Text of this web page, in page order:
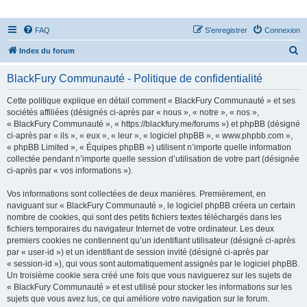
FAQ Connexion
S’enregistrer
Index du forum
BlackFury Communauté - Politique de confidentialité
Cette politique explique en détail comment « BlackFury Communauté » et ses
sociétés affiliées (désignés ci-après par « nous », « notre », « nos »,
« BlackFury Communauté », « https://blackfury.me/forums ») et phpBB (désigné
ci-après par « ils », « eux », « leur », « logiciel phpBB », « www.phpbb.com »,
« phpBB Limited », « Équipes phpBB ») utilisent n’importe quelle information
collectée pendant n’importe quelle session d’utilisation de votre part (désignée
ci-après par « vos informations »).
Vos informations sont collectées de deux manières. Premièrement, en
naviguant sur « BlackFury Communauté », le logiciel phpBB créera un certain
nombre de cookies, qui sont des petits fichiers textes téléchargés dans les
fichiers temporaires du navigateur Internet de votre ordinateur. Les deux
premiers cookies ne contiennent qu’un identifiant utilisateur (désigné ci-après
par « user-id ») et un identifiant de session invité (désigné ci-après par
« session-id »), qui vous sont automatiquement assignés par le logiciel phpBB.
Un troisième cookie sera créé une fois que vous naviguerez sur les sujets de
« BlackFury Communauté » et est utilisé pour stocker les informations sur les
sujets que vous avez lus, ce qui améliore votre navigation sur le forum.